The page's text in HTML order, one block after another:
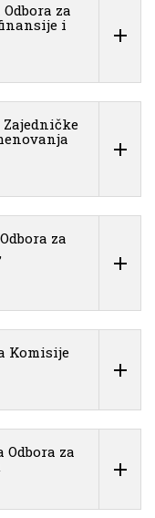
Odbora za
i
Zajedničke
za
Komisije
Odbora za